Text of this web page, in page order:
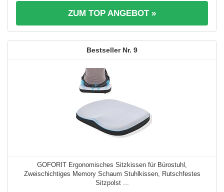
ZUM TOP ANGEBOT »
9
GOFORIT Ergonomisches Sitzkissen für Bürostuhl,
Zweischichtiges Memory Schaum Stuhlkissen, Rutschfestes
Sitzpolst ...